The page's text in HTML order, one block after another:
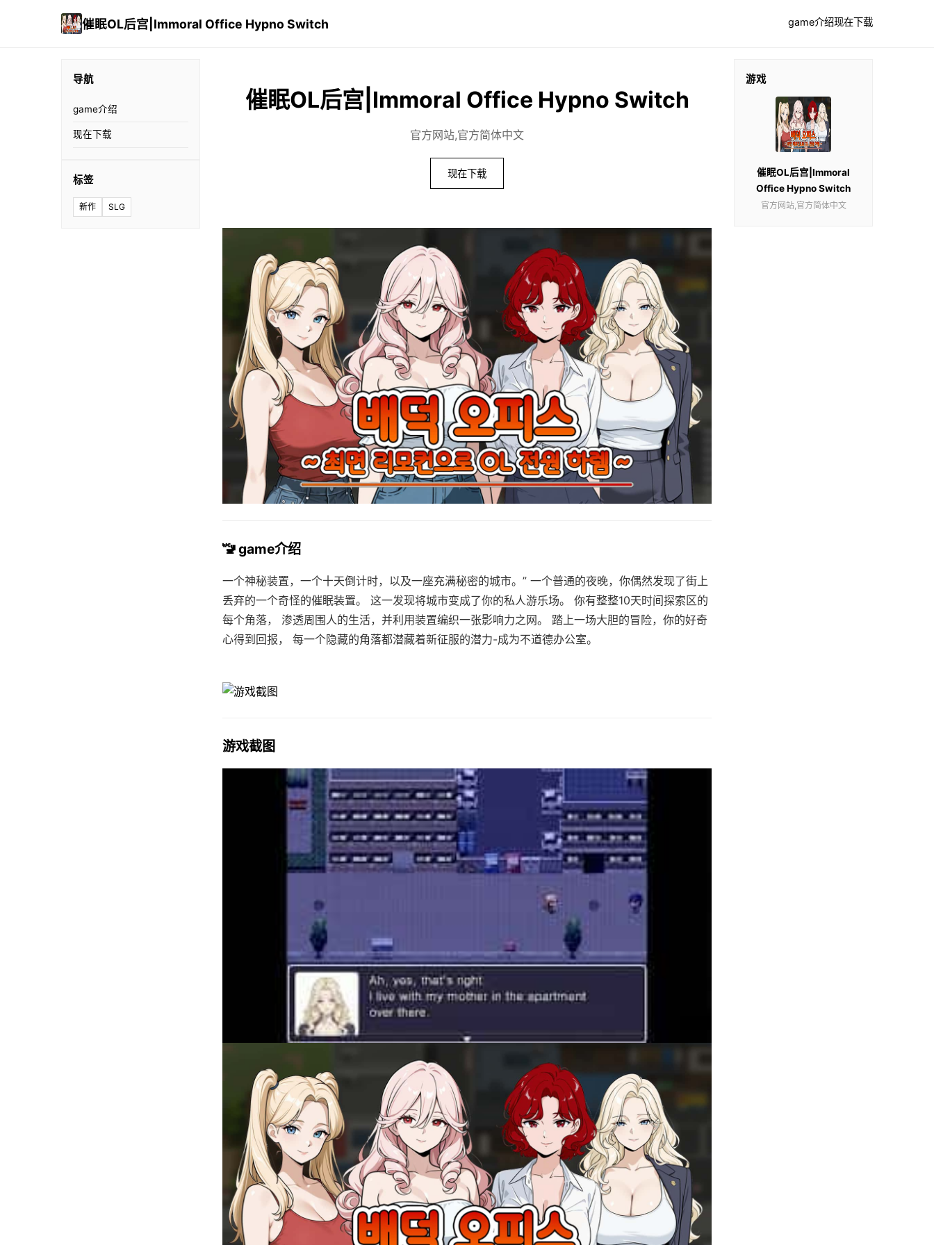
催眠OL后宫|Immoral Office Hypno Switch game介绍现在下载
导航
game介绍
现在下载
标签
新作 SLG
催眠OL后宫|Immoral Office Hypno Switch
官方网站,官方简体中文
现在下载
🚾 game介绍
一个神秘装置，一个十天倒计时，以及一座充满秘密的城市。” 一个普通的夜晚，你偶然发现了街上
丢弃的一个奇怪的催眠装置。 这一发现将城市变成了你的私人游乐场。 你有整整10天时间探索区的
每个角落， 渗透周围人的生活，并利用装置编织一张影响力之网。 踏上一场大胆的冒险，你的好奇
心得到回报， 每一个隐藏的角落都潜藏着新征服的潜力-成为不道德办公室。
游戏截图
游戏
催眠OL后宫|Immoral
Office Hypno Switch
官方网站,官方简体中文